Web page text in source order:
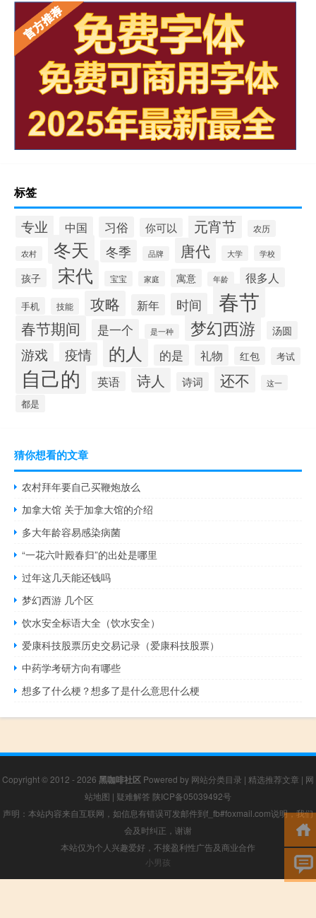
标签
专业 中国 习俗 你可以 元宵节 农历
农村 冬天 冬季 品牌 唐代 大学 学校
孩子 宋代 宝宝 家庭 寓意 年龄 很多人
手机 技能 攻略 新年 时间 春节
春节期间 是一个 是一种 梦幻西游 汤圆
游戏 疫情 的人 的是 礼物 红包 考试
自己的 英语 诗人 诗词 还不 这一
都是
猜你想看的文章
农村拜年要自己买鞭炮放么
加拿大馆 关于加拿大馆的介绍
多大年龄容易感染病菌
“一花六叶殿春归”的出处是哪里
过年这几天能还钱吗
梦幻西游 几个区
饮水安全标语大全（饮水安全）
爱康科技股票历史交易记录（爱康科技股票）
中药学考研方向有哪些
想多了什么梗？想多了是什么意思什么梗
Copyright © 2012 - 2026 黑咖啡社区 Powered by 网站分类目录 | 精选推荐文章 | 网
站地图 | 疑难解答 陕ICP备05039492号
声明：本站内容来自互联网，如信息有错误可发邮件到f_fb#foxmail.com说明，我们
会及时纠正，谢谢
本站仅为个人兴趣爱好，不接盈利性广告及商业合作
小男孩